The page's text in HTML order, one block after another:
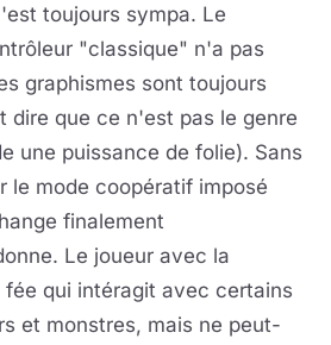
toujours sympa. Le
"classique" n'a pas
graphismes sont toujours
dire que ce n'est pas le genre
une puissance de folie). Sans
le mode coopératif imposé
finalement
Le joueur avec la
qui intéragit avec certains
et monstres, mais ne peut-